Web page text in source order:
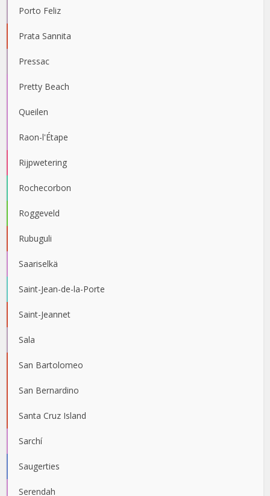
Porto Feliz
Prata Sannita
Pressac
Pretty Beach
Queilen
Raon-l'Étape
Rijpwetering
Rochecorbon
Roggeveld
Rubuguli
Saariselkä
Saint-Jean-de-la-Porte
Saint-Jeannet
Sala
San Bartolomeo
San Bernardino
Santa Cruz Island
Sarchí
Saugerties
Serendah